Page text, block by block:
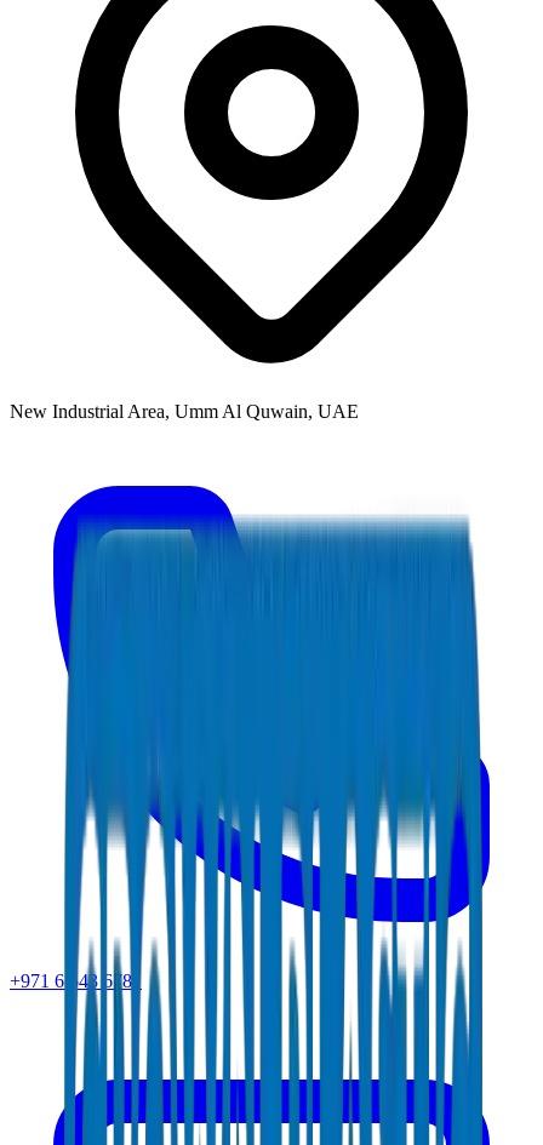
New Industrial Area, Umm Al Quwain, UAE
+971 6 543 6781